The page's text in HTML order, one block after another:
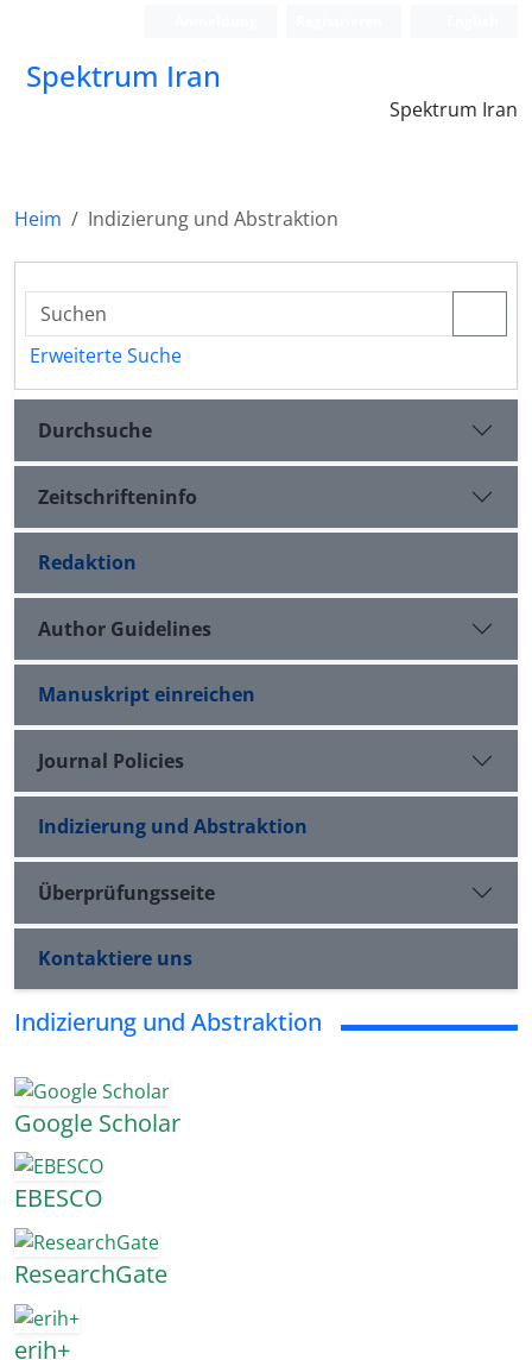
Spektrum Iran
Spektrum Iran
Heim Indizierung und Abstraktion
Erweiterte Suche
Durchsuche
Zeitschrifteninfo
Redaktion
Author Guidelines
Manuskript einreichen
Journal Policies
Indizierung und Abstraktion
Überprüfungsseite
Kontaktiere uns
Indizierung und Abstraktion
Google Scholar
EBESCO
ResearchGate
erih+